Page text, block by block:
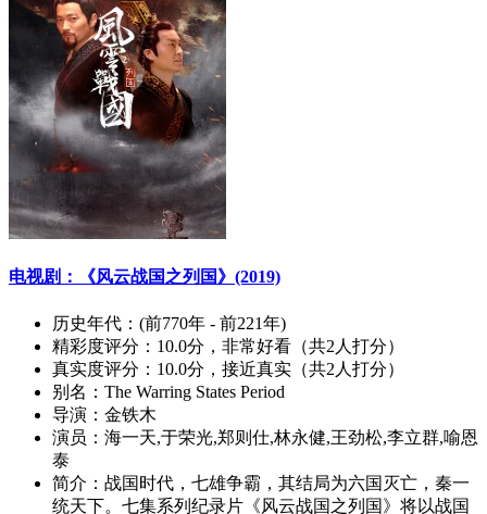
电视剧：《风云战国之列国》(2019)
历史年代： (前770年 - 前221年)
精彩度评分： 10.0分，非常好看（共2人打分）
真实度评分： 10.0分，接近真实（共2人打分）
别名： The Warring States Period
导演： 金铁木
演员： 海一天,于荣光,郑则仕,林永健,王劲松,李立群,喻恩
泰
简介： 战国时代，七雄争霸，其结局为六国灭亡，秦一
统天下。七集系列纪录片《风云战国之列国》将以战国